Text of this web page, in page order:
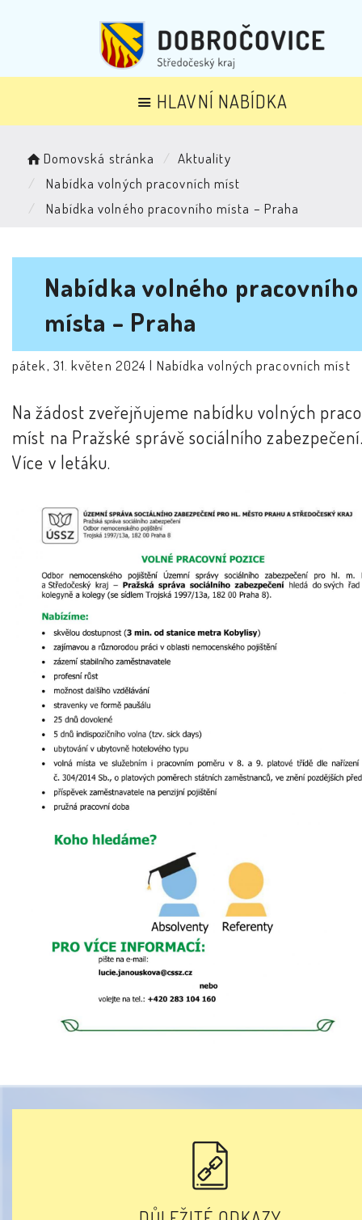
HLAVNÍ NABÍDKA
Domovská stránka
Aktuality
Nabídka volných pracovních míst
Nabídka volného pracovního místa – Praha
Nabídka volného pracovního
místa – Praha
pátek, 31. květen 2024 | Nabídka volných pracovních míst
Na žádost zveřejňujeme nabídku volných
míst na Pražské správě sociálního
Více v letáku.